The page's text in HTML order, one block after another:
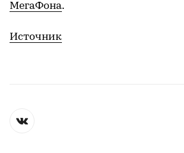
МегаФона.
Источник